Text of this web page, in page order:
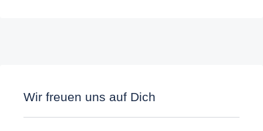
Wir freuen uns auf Dich